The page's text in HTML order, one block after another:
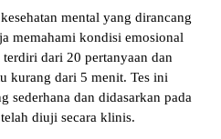
mental yang dirancang
memahami kondisi emosional
terdiri dari 20 pertanyaan dan
kurang dari 5 menit. Tes ini
sederhana dan didasarkan pada
diuji secara klinis.